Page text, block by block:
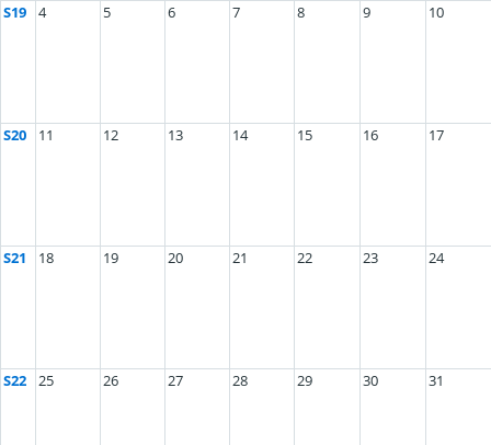
S19 4 5 6 7 8 9 10
S20 11 12 13 14 15 16 17
S21 18 19 20 21 22 23 24
S22 25 26 27 28 29 30 31